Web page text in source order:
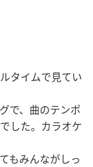
タイムで見てい
で、曲のテンポ
した。カラオケ
もみんながしっ